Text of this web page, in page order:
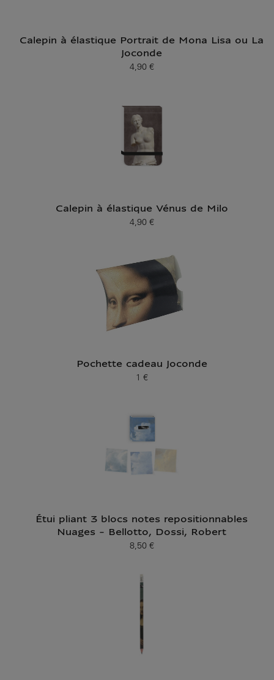
Calepin à élastique Portrait de Mona Lisa ou La
Joconde
Prix ​​actuel
4,90 €
Calepin à élastique Vénus de Milo
Prix ​​actuel
4,90 €
Pochette cadeau Joconde
Prix ​​actuel
1 €
Étui pliant 3 blocs notes repositionnables
Nuages - Bellotto, Dossi, Robert
Prix ​​actuel
8,50 €